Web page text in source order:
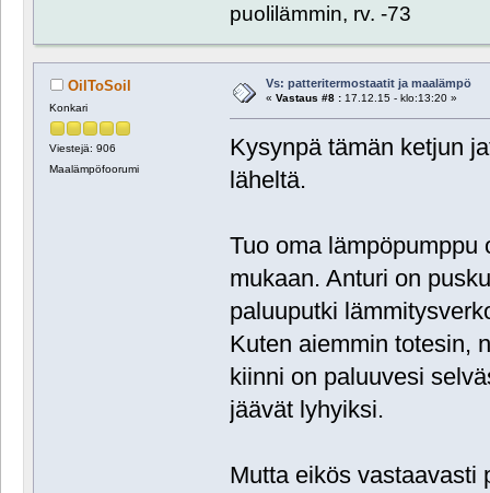
puolilämmin, rv. -73
OilToSoil
Konkari
Viestejä: 906
Maalämpöfoorumi
Vs: patteritermostaatit ja maalämpö
« Vastaus #8 :17.12.15 - klo:13:20 »
Kysynpä tämän ketjun
läheltä.
Tuo oma
mukaan. Anturi on
paluuputki
Kuten aiemmin totesin,
kiinni on paluuvesi
jäävät lyhyiksi.
Mutta eikös vastaavasti